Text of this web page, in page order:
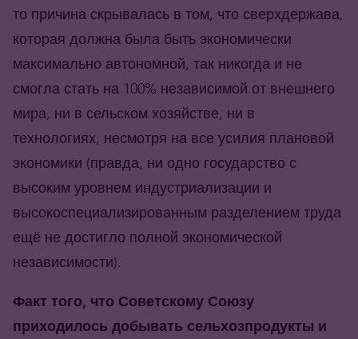
то причина скрывалась в том, что сверхдержава,
которая должна была быть экономически
максимально автономной, так никогда и не
смогла стать на 100% независимой от внешнего
мира, ни в сельском хозяйстве, ни в
технологиях, несмотря на все усилия плановой
экономики (правда, ни одно государство с
высоким уровнем индустриализации и
высокоспециализированным разделением труда
ещё не достигло полной экономической
независимости).
Факт того, что Советскому Союзу
приходилось добывать сельхозпродукты и